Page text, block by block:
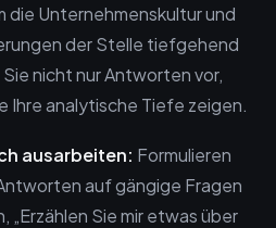
die Unternehmenskultur und
der Stelle tiefgehend
nicht nur Antworten vor,
Ihre analytische Tiefe zeigen.
ausarbeiten: Formulieren
auf gängige Fragen
„Erzählen Sie mir etwas über